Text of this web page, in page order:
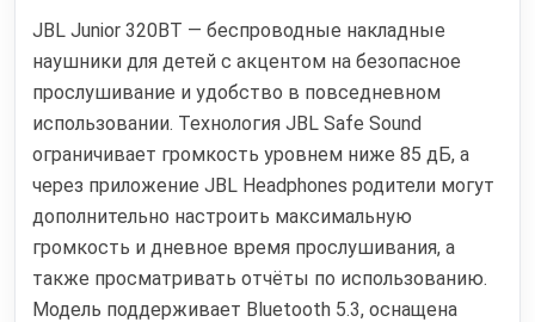
JBL Junior 320BT — беспроводные накладные
наушники для детей с акцентом на безопасное
прослушивание и удобство в повседневном
использовании. Технология JBL Safe Sound
ограничивает громкость уровнем ниже 85 дБ, а
через приложение JBL Headphones родители могут
дополнительно настроить максимальную
громкость и дневное время прослушивания, а
также просматривать отчёты по использованию.
Модель поддерживает Bluetooth 5.3, оснащена